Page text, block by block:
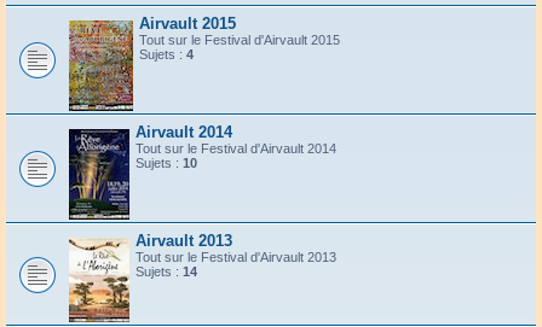
Airvault 2015
Tout sur le Festival d'Airvault 2015
Sujets : 4
Airvault 2014
Tout sur le Festival d'Airvault 2014
Sujets : 10
Airvault 2013
Tout sur le Festival d'Airvault 2013
Sujets : 14